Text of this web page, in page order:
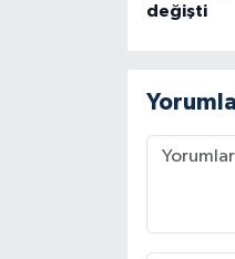
değişti